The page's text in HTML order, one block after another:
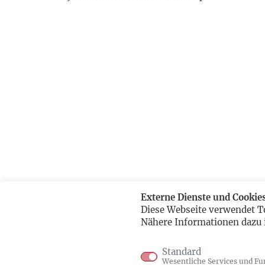
Externe Dienste und
Diese Webseite verwendet
Nähere Informationen
Standard
Wesentliche Services und